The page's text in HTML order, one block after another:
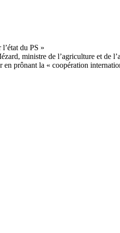
ministre de l’agriculture et
en prônant la « coopération